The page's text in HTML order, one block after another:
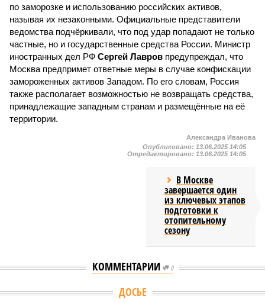
по заморозке и использованию российских активов,
называя их незаконными. Официальные представители
ведомства подчёркивали, что под удар попадают не только
частные, но и государственные средства России. Министр
иностранных дел РФ Сергей Лавров предупреждал, что
Москва предпримет ответные меры в случае конфискации
замороженных активов Западом. По его словам, Россия
также располагает возможностью не возвращать средства,
принадлежащие западным странам и размещённые на её
территории.
Александра Иванова
Опубликовано: 13.06.2025 14:05
Отредактировано: 13.06.2025 14:05
В Москве
завершается один
из ключевых этапов
подготовки к
отопительному
сезону
КОММЕНТАРИИ 0
ДОСЬЕ